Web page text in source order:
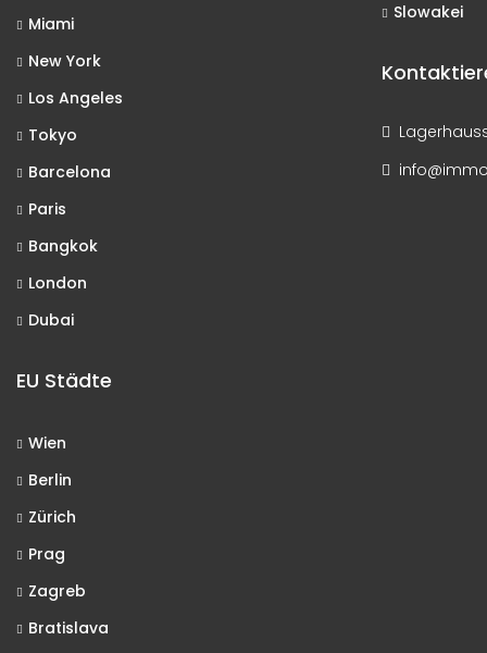
Miami
New York
Los Angeles
Tokyo
Barcelona
Paris
Bangkok
London
Dubai
EU Städte
Wien
Berlin
Zürich
Prag
Zagreb
Bratislava
Slowakei